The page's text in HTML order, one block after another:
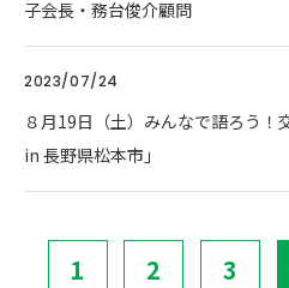
子会長・務台俊介顧問
2023/07/24
８月19日（土）みんなで語ろう！
in 長野県松本市」
1 2 3